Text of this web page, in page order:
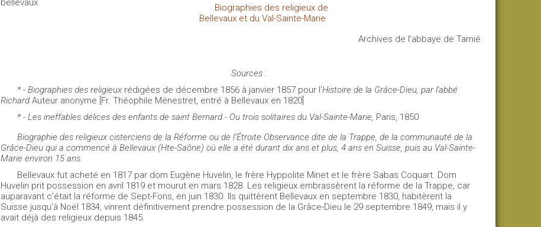
Biographies des religieux de
Bellevaux et du Val-Sainte-Marie
Archives de l’abbaye de Tamié
Sources :
* - Biographies des religieux rédigées de décembre 1856 à janvier 1857 pour l'Histoire de la Grâce-Dieu, par l'abbé
Richard Auteur anonyme [Fr. Théophile Ménestret, entré à Bellevaux en 1820]
* - Les ineffables délices des enfants de saint Bernard - Ou trois solitaires du Val-Sainte-Marie, Paris, 1850
Biographie des religieux cisterciens de la Réforme ou de l’Étroite Observance dite de la Trappe, de la communauté de la
Grâce-Dieu qui a commencé à Bellevaux (Hte-Saône) où elle a été durant dix ans et plus, 4 ans en Suisse, puis au Val-Sainte-
Marie environ 15 ans.
Bellevaux fut acheté en 1817 par dom Eugène Huvelin, le frère Hyppolite Minet et le frère Sabas Coquart. Dom
Huvelin prit possession en avril 1819 et mourut en mars 1828. Les religieux embrassèrent la réforme de la Trappe, car
auparavant c’était la réforme de Sept-Fons, en juin 1830. Ils quittèrent Bellevaux en septembre 1830, habitèrent la
Suisse jusqu’à Noël 1834, vinrent définitivement prendre possession de la Grâce-Dieu le 29 septembre 1849, mais il y
avait déjà des religieux depuis 1845.